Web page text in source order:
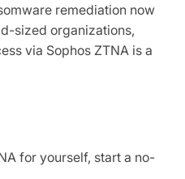
remediation now
sized organizations,
via Sophos ZTNA is a
for yourself, start a no-